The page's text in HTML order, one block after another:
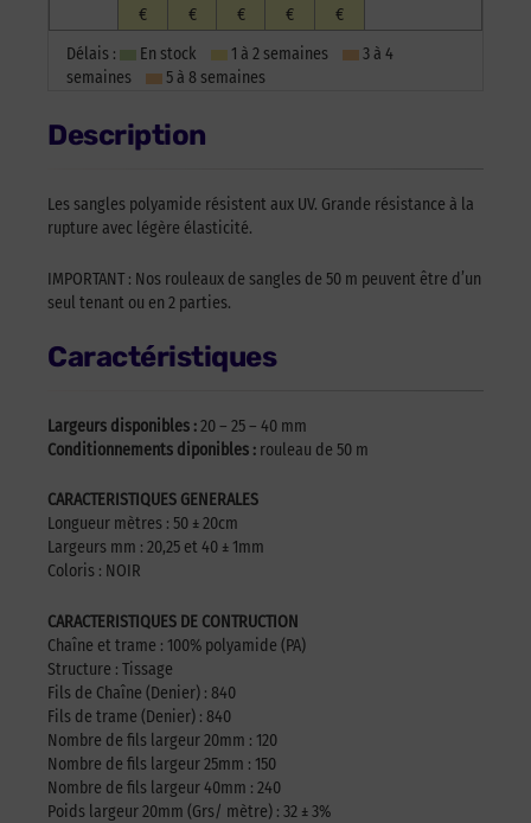
€
€
€
€
€
Délais : En stock 1 à 2 semaines
3 à 4
semaines
5 à 8 semaines
Description
Les sangles polyamide résistent aux UV. Grande résistance à la
rupture avec légère élasticité.
IMPORTANT : Nos rouleaux de sangles de 50 m peuvent être d’un
seul tenant ou en 2 parties.
Caractéristiques
Largeurs disponibles :20 – 25 – 40 mm
Conditionnements diponibles : rouleau de 50 m
CARACTERISTIQUES GENERALES
Longueur mètres : 50 ± 20cm
Largeurs mm : 20,25 et 40 ± 1mm
Coloris : NOIR
CARACTERISTIQUES DE CONTRUCTION
Chaîne et trame : 100% polyamide (PA)
Structure : Tissage
Fils de Chaîne (Denier) : 840
Fils de trame (Denier) : 840
Nombre de fils largeur 20mm : 120
Nombre de fils largeur 25mm : 150
Nombre de fils largeur 40mm : 240
Poids largeur 20mm (Grs/ mètre) : 32 ± 3%